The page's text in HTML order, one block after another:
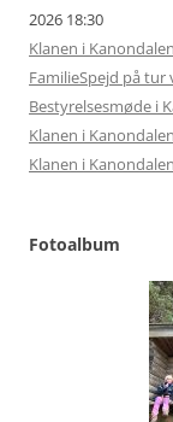
2026 18:30
Klanen i Kanondalen
FamilieSpejd på tur
Bestyrelsesmøde i
Klanen i Kanondalen
Klanen i Kanondalen
Fotoalbum